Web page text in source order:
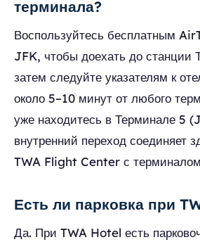
терминала?
Воспользуйтесь бесплатным
JFK, чтобы доехать до станции
затем следуйте указателям к
около 5–10 минут от любого
уже находитесь в Терминале 5
внутренний переход соединяет
TWA Flight Center с
Есть ли парковка при
Да. При TWA Hotel есть